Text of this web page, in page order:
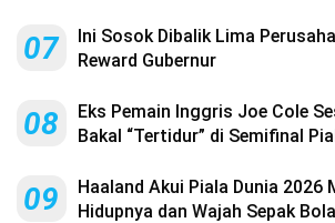
07
Ini Sosok Dibalik Lima
Reward Gubernur
08
Eks Pemain Inggris Joe Cole
Bakal “Tertidur” di Semifinal
09
Haaland Akui Piala Dunia 2026
Hidupnya dan Wajah Sepak